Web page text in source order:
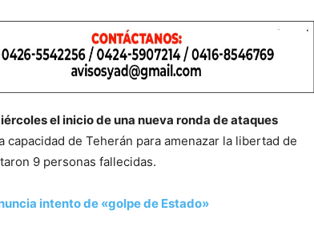
el inicio de una nueva ronda de ataques
capacidad de Teherán para amenazar la libertad de
9 personas fallecidas.
intento de «golpe de Estado»